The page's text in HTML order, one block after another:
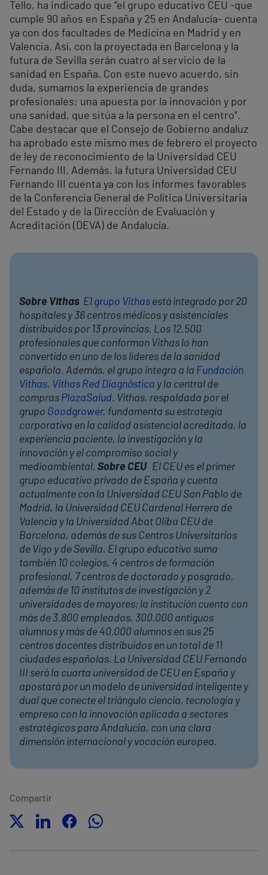
Tello, ha indicado que “el grupo educativo CEU -que
cumple 90 años en España y 25 en Andalucía- cuenta
ya con dos facultades de Medicina en Madrid y en
Valencia. Así, con la proyectada en Barcelona y la
futura de Sevilla serán cuatro al servicio de la
sanidad en España. Con este nuevo acuerdo, sin
duda, sumamos la experiencia de grandes
profesionales; una apuesta por la innovación y por
una sanidad, que sitúa a la persona en el centro”.
Cabe destacar que el Consejo de Gobierno andaluz
ha aprobado este mismo mes de febrero el proyecto
de ley de reconocimiento de la Universidad CEU
Fernando III. Además, la futura Universidad CEU
Fernando III cuenta ya con los informes favorables
de la Conferencia General de Política Universitaria
del Estado y de la Dirección de Evaluación y
Acreditación (DEVA) de Andalucía.
Sobre Vithas El grupo Vithas está integrado por 20
hospitales y 36 centros médicos y asistenciales
distribuidos por 13 provincias. Los 12.500
profesionales que conforman Vithas lo han
convertido en uno de los líderes de la sanidad
española. Además, el grupo integra a la Fundación
Vithas, Vithas Red Diagnóstica y la central de
compras PlazaSalud. Vithas, respaldada por el
grupo Goodgrower, fundamenta su estrategia
corporativa en la calidad asistencial acreditada, la
experiencia paciente, la investigación y la
innovación y el compromiso social y
medioambiental. Sobre CEU El CEU es el primer
grupo educativo privado de España y cuenta
actualmente con la Universidad CEU San Pablo de
Madrid, la Universidad CEU Cardenal Herrera de
Valencia y la Universidad Abat Oliba CEU de
Barcelona, además de sus Centros Universitarios
de Vigo y de Sevilla. El grupo educativo suma
también 10 colegios, 4 centros de formación
profesional, 7 centros de doctorado y posgrado,
además de 10 institutos de investigación y 2
universidades de mayores; la institución cuenta con
más de 3.800 empleados, 300.000 antiguos
alumnos y más de 40.000 alumnos en sus 25
centros docentes distribuidos en un total de 11
ciudades españolas. La Universidad CEU Fernando
III será la cuarta universidad de CEU en España y
apostará por un modelo de universidad inteligente y
dual que conecte el triángulo ciencia, tecnología y
empresa con la innovación aplicada a sectores
estratégicos para Andalucía, con una clara
dimensión internacional y vocación europea.
Compartir